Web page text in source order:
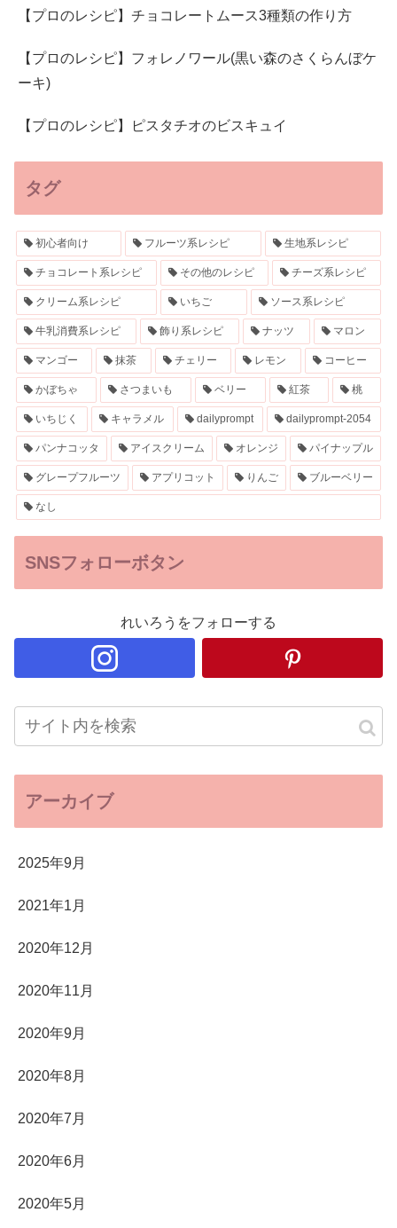
【プロのレシピ】チョコレートムース3種類の作り方
【プロのレシピ】フォレノワール(黒い森のさくらんぼケ
ーキ)
【プロのレシピ】ピスタチオのビスキュイ
タグ
初心者向け フルーツ系レシピ 生地系レシピ
チョコレート系レシピ その他のレシピ チーズ系レシピ
クリーム系レシピ いちご ソース系レシピ
牛乳消費系レシピ 飾り系レシピ ナッツ マロン
マンゴー 抹茶 チェリー レモン コーヒー
かぼちゃ さつまいも ベリー 紅茶 桃
いちじく キャラメル dailyprompt dailyprompt-2054
パンナコッタ アイスクリーム オレンジ パイナップル
グレープフルーツ アプリコット りんご ブルーベリー
なし
SNSフォローボタン
れいろうをフォローする
アーカイブ
2025年9月
2021年1月
2020年12月
2020年11月
2020年9月
2020年8月
2020年7月
2020年6月
2020年5月